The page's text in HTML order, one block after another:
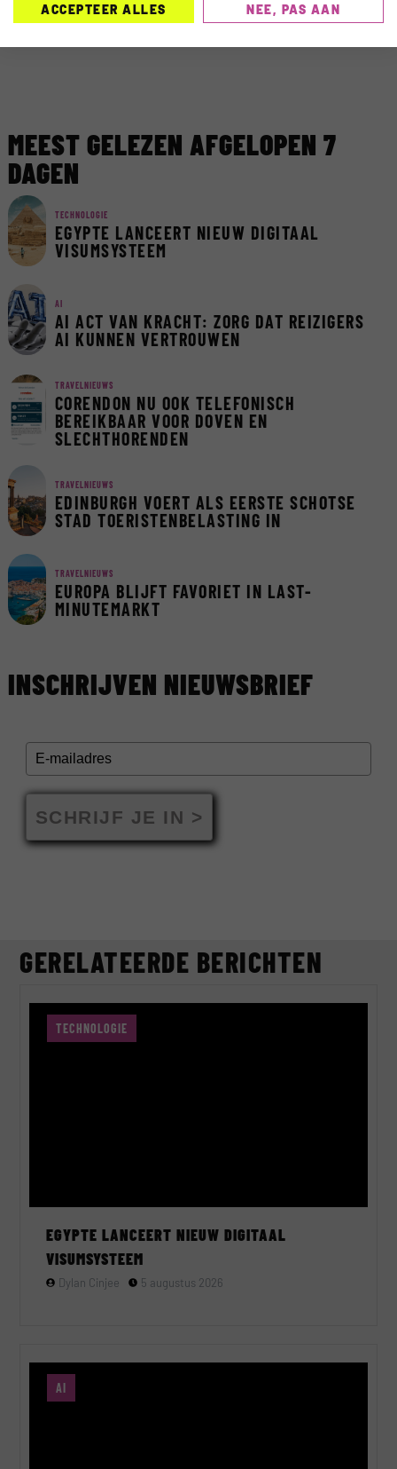
MEEST GELEZEN AFGELOPEN 7
DAGEN
TECHNOLOGIE
EGYPTE LANCEERT NIEUW DIGITAAL
VISUMSYSTEEM
AI
AI ACT VAN KRACHT: ZORG DAT REIZIGERS
AI KUNNEN VERTROUWEN
TRAVELNIEUWS
CORENDON NU OOK TELEFONISCH
BEREIKBAAR VOOR DOVEN EN
SLECHTHORENDEN
TRAVELNIEUWS
EDINBURGH VOERT ALS EERSTE SCHOTSE
STAD TOERISTENBELASTING IN
TRAVELNIEUWS
EUROPA BLIJFT FAVORIET IN LAST-
MINUTEMARKT
INSCHRIJVEN NIEUWSBRIEF
SCHRIJF JE IN >
GERELATEERDE BERICHTEN
TECHNOLOGIE
EGYPTE LANCEERT NIEUW DIGITAAL
VISUMSYSTEEM
Dylan Cinjee 5 augustus 2026
AI
ACCEPTEER ALLES NEE, PAS AAN